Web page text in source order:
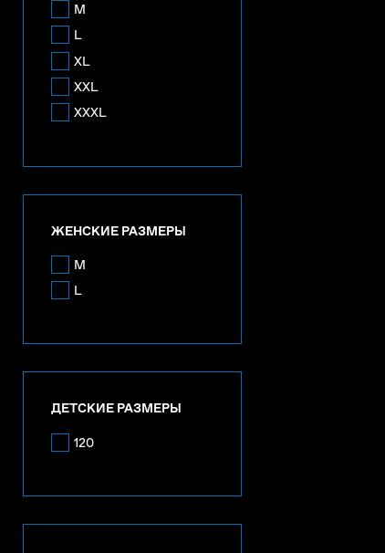
M
L
XL
XXL
XXXL
ЖЕНСКИЕ РАЗМЕРЫ
M
L
ДЕТСКИЕ РАЗМЕРЫ
120